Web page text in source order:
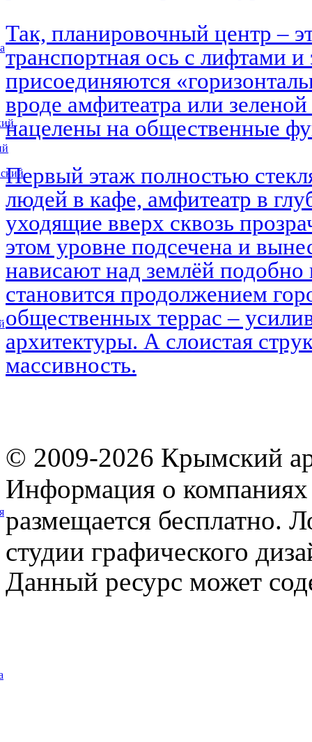
Так, планировочный центр –
транспортная ось с лифтами и
присоединяются
вроде амфитеатра или
нацелены на общественные
Первый этаж полностью
людей в кафе, амфитеатр в
уходящие вверх сквозь
этом уровне подсечена и
нависают над землёй
становится продолжением
общественных террас –
архитектуры. А слоистая
массивность.
© 2009-2026 Крымский
Информация о компаниях
размещается бесплатно.
студии графического
Данный ресурс может